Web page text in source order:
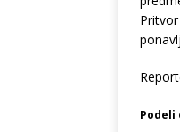
Podeli